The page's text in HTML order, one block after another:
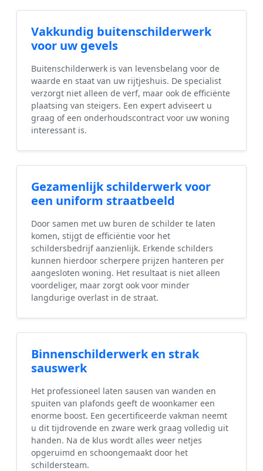
Vakkundig buitenschilderwerk
voor uw gevels
Buitenschilderwerk is van levensbelang voor de
waarde en staat van uw rijtjeshuis. De specialist
verzorgt niet alleen de verf, maar ook de efficiënte
plaatsing van steigers. Een expert adviseert u
graag of een onderhoudscontract voor uw woning
interessant is.
Gezamenlijk schilderwerk voor
een uniform straatbeeld
Door samen met uw buren de schilder te laten
komen, stijgt de efficiëntie voor het
schildersbedrijf aanzienlijk. Erkende schilders
kunnen hierdoor scherpere prijzen hanteren per
aangesloten woning. Het resultaat is niet alleen
voordeliger, maar zorgt ook voor minder
langdurige overlast in de straat.
Binnenschilderwerk en strak
sauswerk
Het professioneel laten sausen van wanden en
spuiten van plafonds geeft de woonkamer een
enorme boost. Een gecertificeerde vakman neemt
u dit tijdrovende en zware werk graag volledig uit
handen. Na de klus wordt alles weer netjes
opgeruimd en schoongemaakt door het
schildersteam.